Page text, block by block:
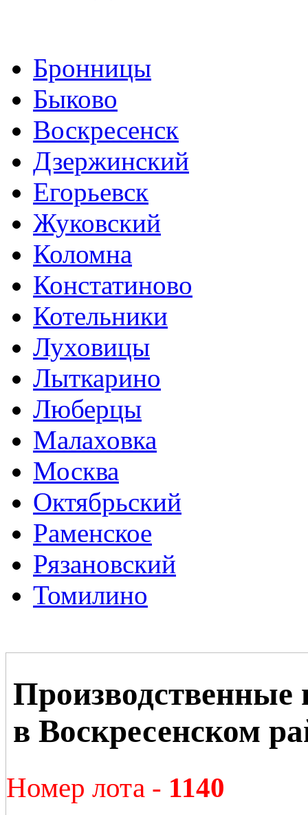
Бронницы
Быково
Воскресенск
Дзержинский
Егорьевск
Жуковский
Коломна
Констатиново
Котельники
Луховицы
Лыткарино
Люберцы
Малаховка
Москва
Октябрьский
Раменское
Рязановский
Томилино
в Воскресенском
Номер лота - 1140